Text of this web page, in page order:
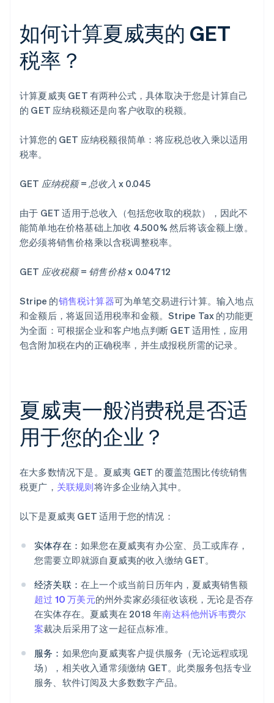
如何计算夏威夷的 GET
税率？
计算夏威夷 GET 有两种公式，具体取决于您是计算自己
的 GET 应纳税额还是向客户收取的税额。
计算您的 GET 应纳税额很简单：将应税总收入乘以适用
税率。
GET 应纳税额 = 总收入 x 0.045
由于 GET 适用于总收入（包括您收取的税款），因此不
能简单地在价格基础上加收 4.500% 然后将该金额上缴。
您必须将销售价格乘以含税调整税率。
GET 应收税额 = 销售价格 x 0.04712
Stripe 的销售税计算器可为单笔交易进行计算。输入地点
和金额后，将返回适用税率和金额。Stripe Tax 的功能更
为全面：可根据企业和客户地点判断 GET 适用性，应用
包含附加税在内的正确税率，并生成报税所需的记录。
夏威夷一般消费税是否适
用于您的企业？
在大多数情况下是。夏威夷 GET 的覆盖范围比传统销售
税更广， 关联规则将许多企业纳入其中。
以下是夏威夷 GET 适用于您的情况：
实体存在： 如果您在夏威夷有办公室、员工或库存，
您需要立即就源自夏威夷的收入缴纳 GET。
经济关联： 在上一个或当前日历年内，夏威夷销售额
超过 10 万美元的州外卖家必须征收该税，无论是否存
在实体存在。夏威夷在 2018 年南达科他州诉韦费尔
案裁决后采用了这一起征点标准。
服务： 如果您向夏威夷客户提供服务（无论远程或现
场），相关收入通常须缴纳 GET。此类服务包括专业
服务、软件订阅及大多数数字产品。